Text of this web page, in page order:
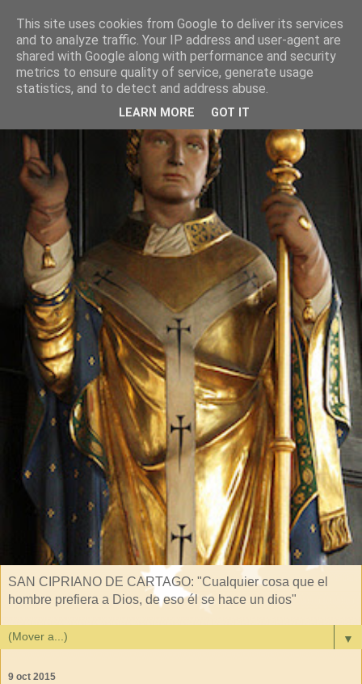
SAN CIPRIANO DE CARTAGO: "Cualquier cosa que el
hombre prefiera a Dios, de eso él se hace un dios"
▼
9 oct 2015
This site uses cookies from Google to deliver its services
and to analyze traffic. Your IP address and user-agent are
shared with Google along with performance and security
metrics to ensure quality of service, generate usage
statistics, and to detect and address abuse.
LEARN MORE GOT IT